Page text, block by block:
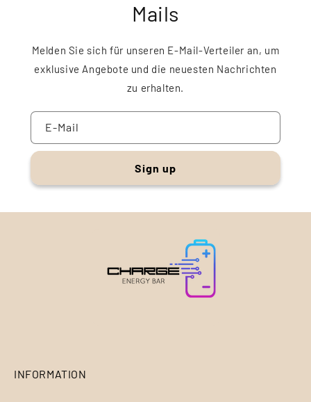
Mails
Melden Sie sich für unseren E-Mail-Verteiler an, um
exklusive Angebote und die neuesten Nachrichten
zu erhalten.
E-Mail
Sign up
INFORMATION